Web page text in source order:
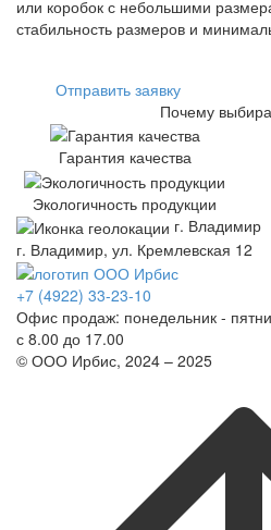
или коробок с небольшими
стабильность размеров и
Отправить заявку
Почему
Гарантия качества
Экологичность продукции
г. Владимир
г. Владимир, ул. Кремлевская 12
+7 (4922) 33-23-10
Офис продаж: понедельник -
с 8.00 до 17.00
© ООО Ирбис, 2024 – 2025